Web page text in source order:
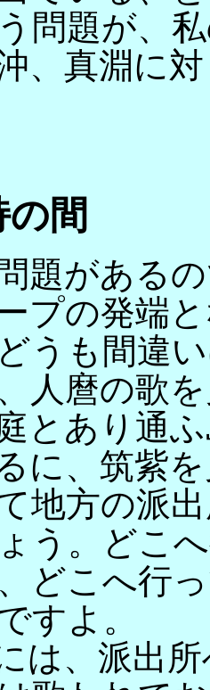
問題が、
、真淵に
間
題がある
プの発端
うも間違
人麿の歌
とあり通
に、筑紫
地方の派
う。どこ
どこへ行
すよ。
は、派出